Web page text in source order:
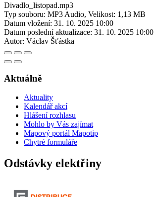
Divadlo_listopad.mp3
Typ souboru: MP3 Audio, Velikost: 1,13 MB
Datum vložení: 31. 10. 2025 10:00
Datum poslední aktualizace: 31. 10. 2025 10:00
Autor: Václav Šťástka
Aktuálně
Aktuality
Kalendář akcí
Hlášení rozhlasu
Mohlo by Vás zajímat
Mapový portál Mapotip
Chytré formuláře
Odstávky elektřiny